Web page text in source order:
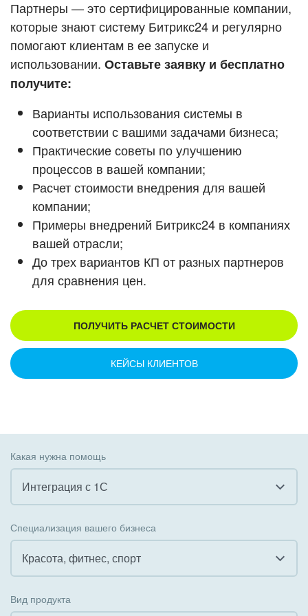
ВХОД
ВХОД
Смотреть видеокейсы
Партнеры — это сертифицированные компании,
которые знают систему Битрикс24 и регулярно
помогают клиентам в ее запуске и
использовании. Оставьте заявку и бесплатно
получите:
Варианты использования системы в
соответствии с вашими задачами бизнеса;
Практические советы по улучшению
процессов в вашей компании;
Расчет стоимости внедрения для вашей
компании;
Примеры внедрений Битрикс24 в компаниях
вашей отрасли;
До трех вариантов КП от разных партнеров
для сравнения цен.
ПОЛУЧИТЬ РАСЧЕТ СТОИМОСТИ
КЕЙСЫ КЛИЕНТОВ
Какая нужна помощь
Интеграция с 1С
Внедрение КЭДО
Интеграция с 1С
Специализация вашего бизнеса
Красота, фитнес, спорт
Вид продукта